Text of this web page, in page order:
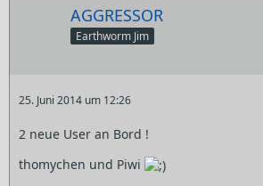
AGGRESSOR
Earthworm Jim
25. Juni 2014 um 12:26
2 neue User an Bord !
thomychen und Piwi